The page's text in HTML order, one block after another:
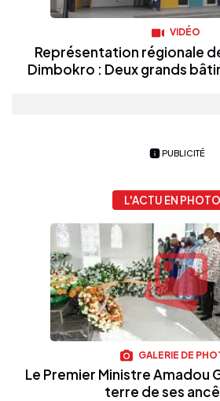
VIDÉO
Représentation régionale
Dimbokro : Deux grands
PUBLICITÉ
L'ACTU EN
GALERIE DE
Le Premier Ministre Amadou
terre de ses